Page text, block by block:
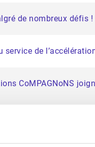
de nombreux défis !
service de
CoMPAGNoNS
de Surveillance